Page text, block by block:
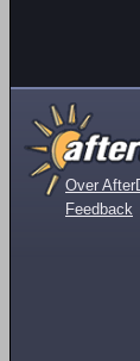
Over
Feedback